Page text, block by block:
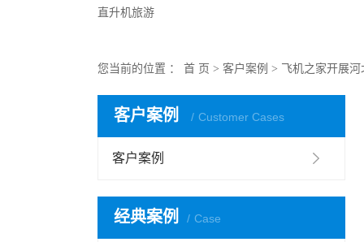
直升机旅游
您当前的位置 ： 首 页 > 客户案例 > 飞机之家开展
客户案例 Customer Cases
客户案例
经典案例 Case